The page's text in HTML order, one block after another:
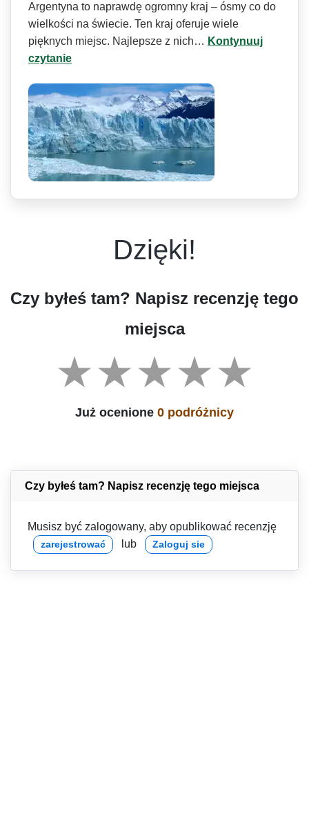
Argentyna to naprawdę ogromny kraj – ósmy co do
wielkości na świecie. Ten kraj oferuje wiele
pięknych miejsc. Najlepsze z nich… Kontynuuj
czytanie
Dzięki!
Czy byłeś tam? Napisz recenzję tego
miejsca
Już ocenione 0 podróżnicy
Czy byłeś tam? Napisz recenzję tego miejsca
Musisz być zalogowany, aby opublikować recenzję
zarejestrować lub Zaloguj sie